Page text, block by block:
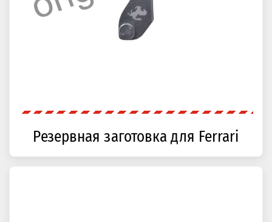
Резервная заготовка для Ferrari